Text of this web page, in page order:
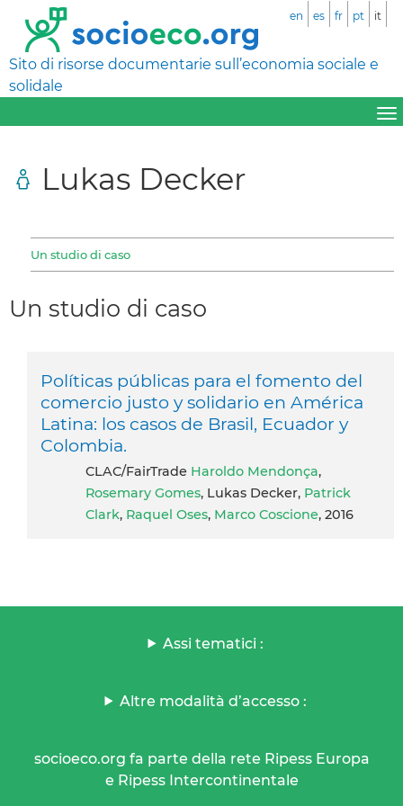
Sito di risorse documentarie sull’economia sociale e
solidale
en es fr pt it
Lukas Decker
Un studio di caso
Un studio di caso
Políticas públicas para el fomento del
comercio justo y solidario en América
Latina: los casos de Brasil, Ecuador y
Colombia.
CLAC/FairTrade Haroldo Mendonça,
Rosemary Gomes, Lukas Decker, Patrick
Clark, Raquel Oses, Marco Coscione, 2016
Assi tematici :
Altre modalità d’accesso :
socioeco.org fa parte della rete Ripess Europa
e Ripess Intercontinentale